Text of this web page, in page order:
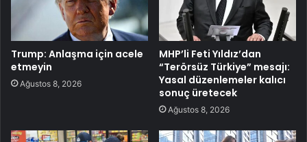
Trump: Anlaşma için acele
etmeyin
Ağustos 8, 2026
MHP’li Feti Yıldız’dan
“Terörsüz Türkiye” mesajı:
Yasal düzenlemeler kalıcı
sonuç üretecek
Ağustos 8, 2026